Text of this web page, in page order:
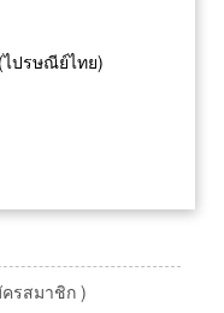
ไปรษณีย์ไทย)
รสมาชิก )